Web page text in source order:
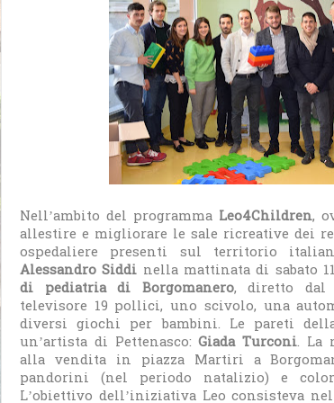
Nell’ambito del programma Leo4Children,
allestire e migliorare le sale ricreative dei
ospedaliere presenti sul territorio
Alessandro Siddi nella mattinata di sabato
di pediatria di Borgomanero, diretto dal
televisore 19 pollici, uno scivolo, una
diversi giochi per bambini. Le pareti
un’artista di Pettenasco:Giada Turconi. La
alla vendita in piazza Martiri a
pandorini (nel periodo natalizio) e
L’obiettivo dell’iniziativa Leo consisteva